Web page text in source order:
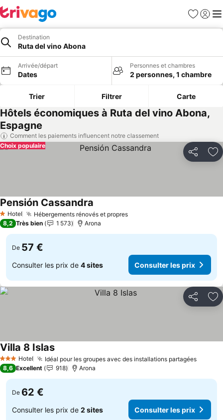
Favoris
Se
Destination
Ruta del vino Abona
Arrivée/départ
Dates
Personnes et chambres
2 personnes, 1 chambre
Trier Filtrer Carte
Hôtels économiques à Ruta del vino Abona,
Espagne
Comment les paiements influencent notre classement
Partager
Choix populaire
1 Étoiles
Hotel Hébergements rénovés et propres
Pensión Cassandra
8,2 Très bien 1 573 Arona
De 57 €
Consulter les prix de 4 sites Consulter les prix
Partager
3 ÉtoilesHotel Idéal pour les groupes avec des installations partagées
Villa 8 Islas
8,6 Excellent 918 Arona
De 62 €
Consulter les prix de 2 sites Consulter les prix